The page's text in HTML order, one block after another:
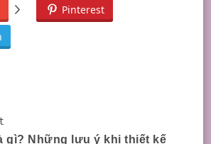
Pinterest
gì? Những lưu ý khi thiết kế